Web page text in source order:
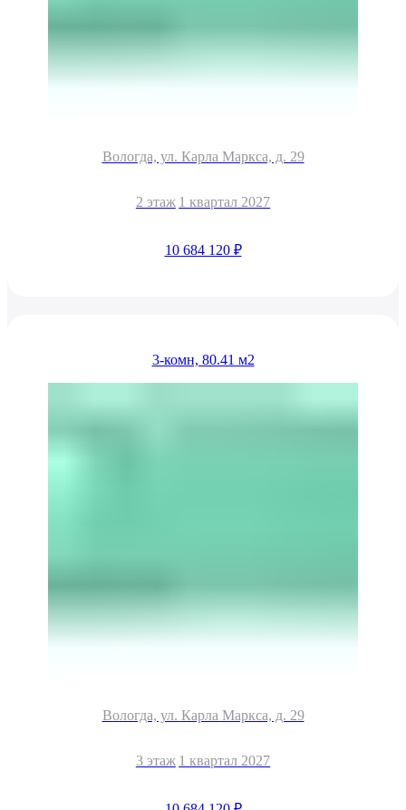
Вологда, ул. Карла Маркса, д. 29
2 этаж 1 квартал 2027
10 684 120 ₽
3-комн, 80.41 м2
Вологда, ул. Карла Маркса, д. 29
3 этаж 1 квартал 2027